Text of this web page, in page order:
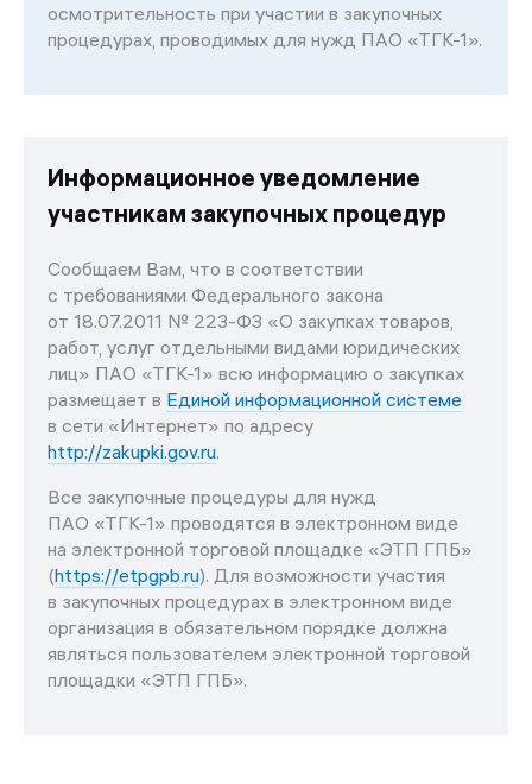
осмотрительность при участии в закупочных
процедурах, проводимых для нужд ПАО «ТГК-1».
Информационное уведомление
участникам закупочных процедур
Сообщаем Вам, что в соответствии
с требованиями Федерального закона
от 18.07.2011 № 223-ФЗ «О закупках товаров,
работ, услуг отдельными видами юридических
лиц» ПАО «ТГК-1» всю информацию о закупках
размещает в Единой информационной системе
в сети «Интернет» по адресу
http://zakupki.gov.ru.
Все закупочные процедуры для нужд
ПАО «ТГК-1» проводятся в электронном виде
на электронной торговой площадке «ЭТП ГПБ»
(https://etpgpb.ru). Для возможности участия
в закупочных процедурах в электронном виде
организация в обязательном порядке должна
являться пользователем электронной торговой
площадки «ЭТП ГПБ».